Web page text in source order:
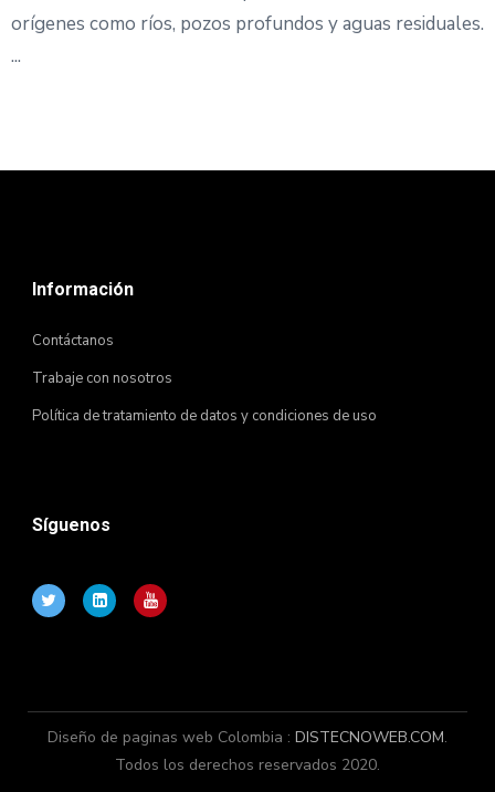
aguas residuales.
interés. ...
Información
Contáctanos
Trabaje con nosotros
Política de tratamiento de datos y condiciones de uso
Síguenos
Diseño de paginas web Colombia : DISTECNOWEB.COM.
Todos los derechos reservados 2020.